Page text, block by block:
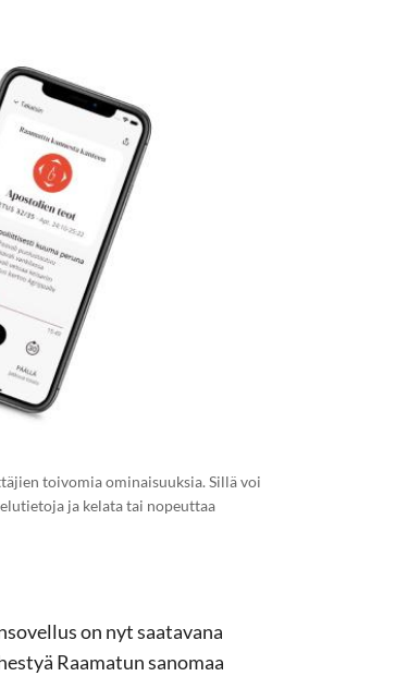
toivomia ominaisuuksia. Sillä voi
ja kelata tai nopeuttaa
on nyt saatavana
Raamatun sanomaa